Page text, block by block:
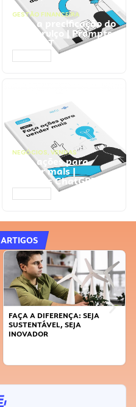
GESTÃO FINANCEIRA
Faça a precificação do
seu serviço | Prompts
ChatGPT
NEGÓCIOS, VENDAS
Faça ações para
vender mais |
Prompts ChatGPT
FAÇA A DIFERENÇA: SEJA
SUSTENTÁVEL, SEJA
INOVADOR